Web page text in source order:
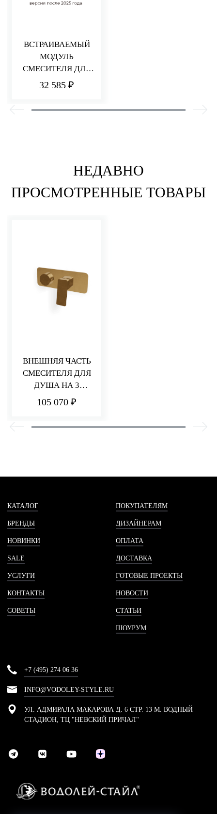
ВСТРАИВАЕМЫЙ
МОДУЛЬ
СМЕСИТЕЛЯ ДЛЯ
ДУША НА 2/3
32 585 ₽
НЕДАВНО
ПРОСМОТРЕННЫЕ ТОВАРЫ
ВНЕШНЯЯ ЧАСТЬ
СМЕСИТЕЛЯ ДЛЯ
ДУША НА 3
ПОТРЕБИТЕЛЯ
105 070 ₽
КАТАЛОГ
БРЕНДЫ
НОВИНКИ
SALE
УСЛУГИ
КОНТАКТЫ
СОВЕТЫ
ПОКУПАТЕЛЯМ
ДИЗАЙНЕРАМ
ОПЛАТА
ДОСТАВКА
ГОТОВЫЕ ПРОЕКТЫ
НОВОСТИ
СТАТЬИ
ШОУРУМ
+7 (495) 274 06 36
INFO@VODOLEY-STYLE.RU
УЛ. АДМИРАЛА МАКАРОВА Д. 6 СТР. 13 М. ВОДНЫЙ
СТАДИОН, ТЦ "НЕВСКИЙ ПРИЧАЛ"